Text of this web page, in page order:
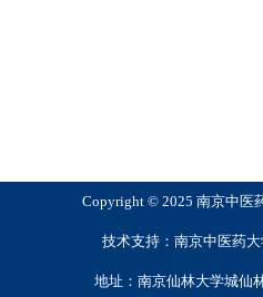
Copyright © 2025 南京中医
技术支持：南京中医药
地址：南京仙林大学城仙